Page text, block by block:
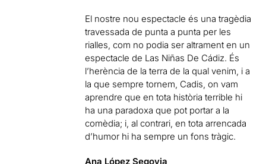
El nostre nou espectacle és una tragèdia
travessada de punta a punta per les
rialles, com no podia ser altrament en un
espectacle de Las Niñas De Cádiz. És
l’herència de la terra de la qual venim, i a
la que sempre tornem, Cadis, on vam
aprendre que en tota història terrible hi
ha una paradoxa que pot portar a la
comèdia; i, al contrari, en tota arrencada
d’humor hi ha sempre un fons tràgic.
Ana López Segovia